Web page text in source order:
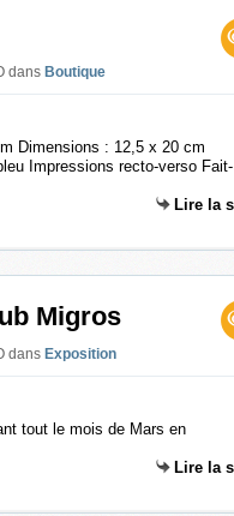
dans Boutique
Dimensions : 12,5 x 20 cm
Impressions recto-verso Fait-
Lire la
Migros
dans Exposition
tout le mois de Mars en
Lire la